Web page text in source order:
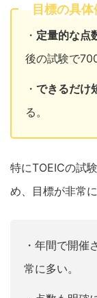
目標の具体
・ 定量的な点
後の試験で
・ できるだけ
る。
特にTOEICの試
め、目標が非常
・年間で開催
常に多い。